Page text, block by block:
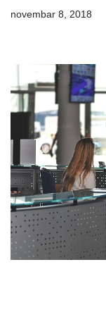
novembar 8, 2018